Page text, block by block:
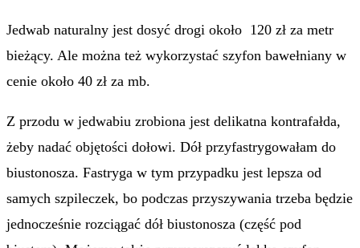
Jedwab naturalny jest dosyć drogi około 120 zł za metr
bieżący. Ale można też wykorzystać szyfon bawełniany w
cenie około 40 zł za mb.
Z przodu w jedwabiu zrobiona jest delikatna kontrafałda,
żeby nadać objętości dołowi. Dół przyfastrygowałam do
biustonosza. Fastryga w tym przypadku jest lepsza od
samych szpileczek, bo podczas przyszywania trzeba będzie
jednocześnie rozciągać dół biustonosza (część pod